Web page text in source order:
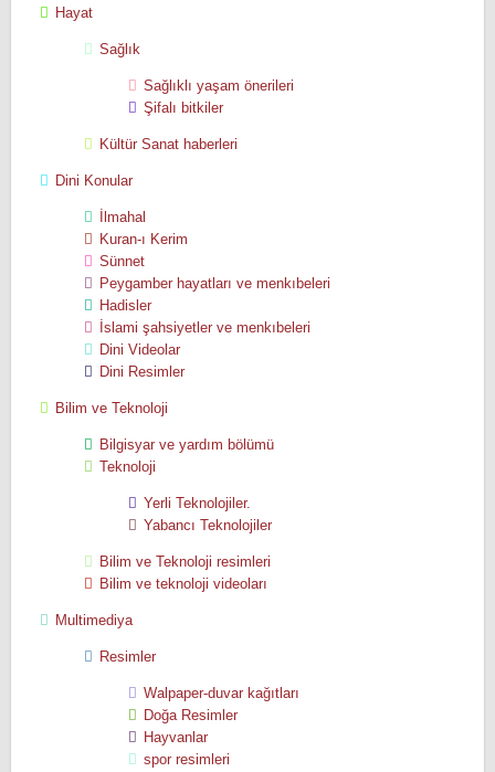
Hayat
Sağlık
Sağlıklı yaşam önerileri
Şifalı bitkiler
Kültür Sanat haberleri
Dini Konular
İlmahal
Kuran-ı Kerim
Sünnet
Peygamber hayatları ve menkıbeleri
Hadisler
İslami şahsiyetler ve menkıbeleri
Dini Videolar
Dini Resimler
Bilim ve Teknoloji
Bilgisyar ve yardım bölümü
Teknoloji
Yerli Teknolojiler.
Yabancı Teknolojiler
Bilim ve Teknoloji resimleri
Bilim ve teknoloji videoları
Multimediya
Resimler
Walpaper-duvar kağıtları
Doğa Resimler
Hayvanlar
spor resimleri